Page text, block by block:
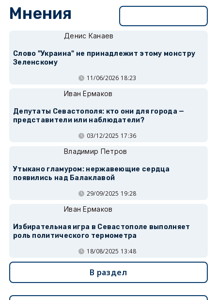
Мнения
Денис Канаев
Слово "Украина" не принадлежит этому монстру
Зеленскому
11/06/2026 18:23
Иван Ермаков
Депутаты Севастополя: кто они для города —
представители или наблюдатели?
03/12/2025 17:36
Владимир Петров
Утыкано гламуром: нержавеющие сердца
появились над Балаклавой
29/09/2025 19:28
Иван Ермаков
Избирательная игра в Севастополе выполняет
роль политического термометра
18/08/2025 13:48
В раздел